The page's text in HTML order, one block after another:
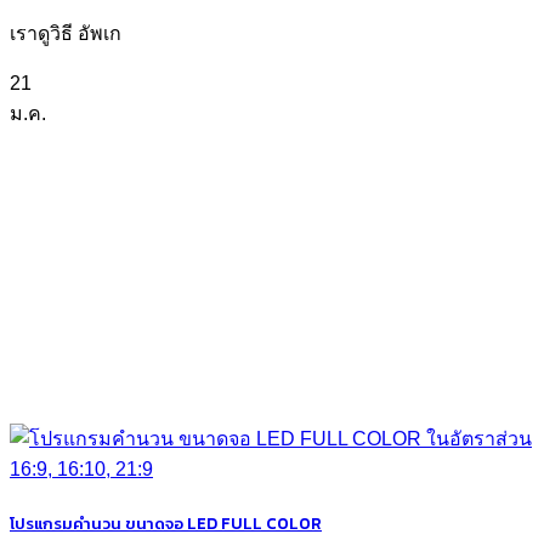
เราดูวิธี อัพเก
21
ม.ค.
โปรแกรมคำนวน ขนาดจอ LED FULL COLOR